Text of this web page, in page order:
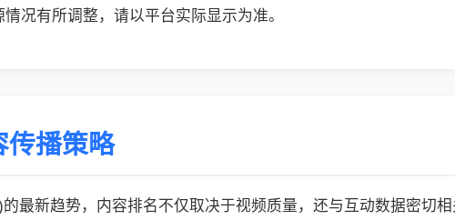
况有所调整，请以平台实际显示为准。
传播策略
最新趋势，内容排名不仅取决于视频质量，还与互动数据密切